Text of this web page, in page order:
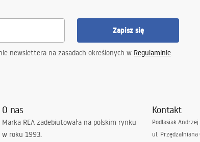
Zapisz się
newslettera na zasadach określonych w Regulaminie.
O nas
Marka REA zadebiutowała na polskim rynku
w roku 1993.
Kontakt
Podlasiak Andrzej
ul. Przędzalniana